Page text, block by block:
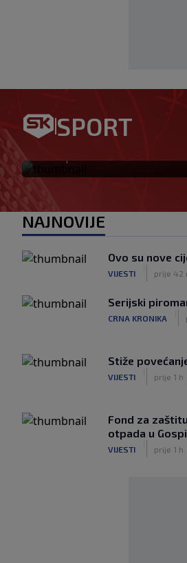
SPORT
HNS osudio
da poduzmu
NAJNOVIJE
Ovo su nove
VIJESTI prije 42
Serijski
CRNA KRONIKA
Stiže
VIJESTI prije 1 h
Fond za
otpada u
VIJESTI prije 1 h